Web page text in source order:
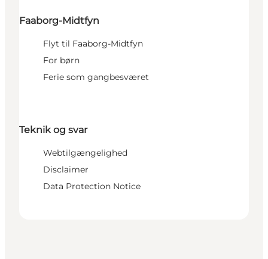
Faaborg-Midtfyn
Flyt til Faaborg-Midtfyn
For børn
Ferie som gangbesværet
Teknik og svar
Webtilgængelighed
Disclaimer
Data Protection Notice